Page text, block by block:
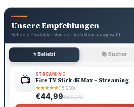
Unsere Empfehlungen
Beliebte Produkte · Von der Redaktion ausgewählt
⭐ Beliebt 📚 Bücher
📺 STREAMING
Fire TV Stick 4K Max – Streaming
★★★★★(15.230)
€44,99€69,99